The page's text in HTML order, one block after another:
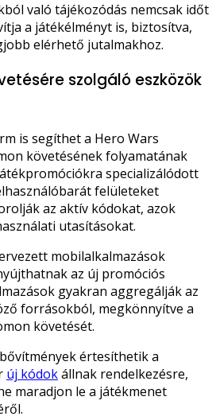
való tájékozódás nemcsak időt
a játékélményt is, biztosítva,
elérhető jutalmakhoz.
szolgáló eszközök
is segíthet a Hero Wars
követésének folyamatának
specializálódott
felületeket
az aktív kódokat, azok
utasításokat.
mobilalkalmazások
az új promóciós
gyakran aggregálják az
forrásokból, megkönnyítve a
követését.
értesíthetik a
új kódokállnak rendelkezésre,
maradjon le a játékmenet